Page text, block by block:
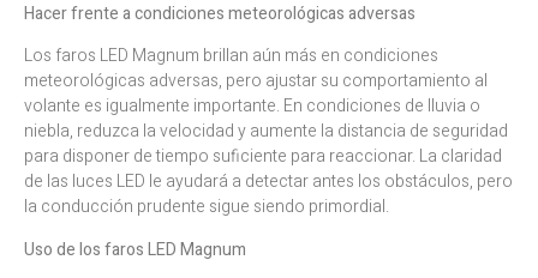
Hacer frente a condiciones meteorológicas adversas
Los faros LED Magnum brillan aún más en condiciones
meteorológicas adversas, pero ajustar su comportamiento al
volante es igualmente importante. En condiciones de lluvia o
niebla, reduzca la velocidad y aumente la distancia de seguridad
para disponer de tiempo suficiente para reaccionar. La claridad
de las luces LED le ayudará a detectar antes los obstáculos, pero
la conducción prudente sigue siendo primordial.
Uso de los faros LED Magnum